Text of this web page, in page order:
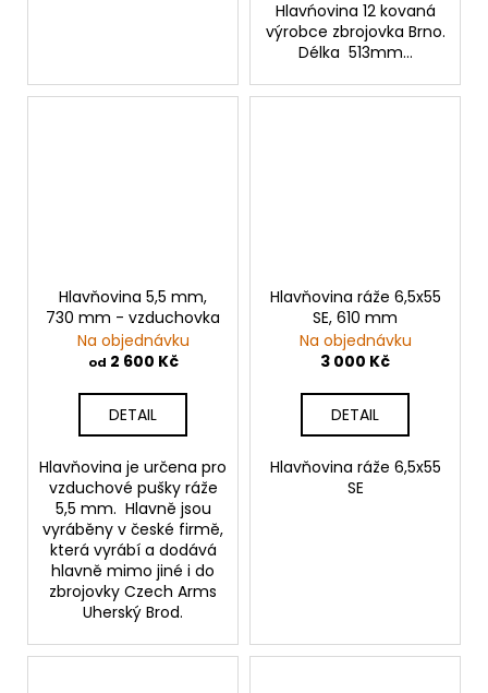
Hlavńovina 12 kovaná
výrobce zbrojovka Brno.
Délka 513mm...
Hlavňovina 5,5 mm,
730 mm - vzduchovka
Na objednávku
od 2 600 Kč
DETAIL
Hlavňovina je určena pro
vzduchové pušky ráže
5,5 mm. Hlavně jsou
vyráběny v české firmě,
která vyrábí a dodává
hlavně mimo jiné i do
zbrojovky Czech Arms
Uherský Brod.
Hlavňovina ráže 6,5x55
SE, 610 mm
Na objednávku
3 000 Kč
DETAIL
Hlavňovina ráže 6,5x55
SE